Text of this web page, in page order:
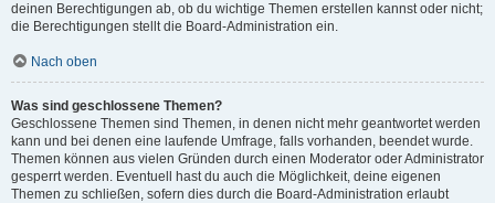
deinen Berechtigungen ab, ob du wichtige Themen erstellen kannst oder nicht;
die Berechtigungen stellt die Board-Administration ein.
Nach oben
Was sind geschlossene Themen?
Geschlossene Themen sind Themen, in denen nicht mehr geantwortet werden
kann und bei denen eine laufende Umfrage, falls vorhanden, beendet wurde.
Themen können aus vielen Gründen durch einen Moderator oder Administrator
gesperrt werden. Eventuell hast du auch die Möglichkeit, deine eigenen
Themen zu schließen, sofern dies durch die Board-Administration erlaubt